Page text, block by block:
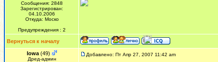
Сообщения: 2848
Зарегистрирован:
04.10.2006
Откуда: Моско
Предупреждения : 2
Вернуться к началу
Iowa (49)
Дред-админ
Добавлено: Пт Апр 27, 2007 11:42 am